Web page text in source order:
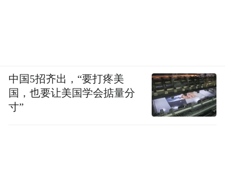
中国5招齐出，“要打疼美
国，也要让美国学会掂量分
寸”